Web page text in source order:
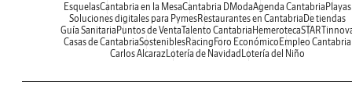
EsquelasCantabria en la MesaCantabria DModaAgenda Cantabria Playas
Soluciones digitales para PymesRestaurantes en Cantabria De tiendas
Guía Sanitaria Puntos de VentaTalento Cantabria Hemeroteca
Casas de CantabriaSosteniblesRacing Foro Económico Empleo Cantabria
Carlos AlcarazLotería de Navidad Lotería del Niño